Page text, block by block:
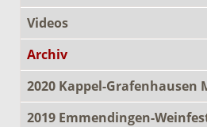
Videos
Archiv
2020 Kappel-Grafenhausen
2019 Emmendingen-